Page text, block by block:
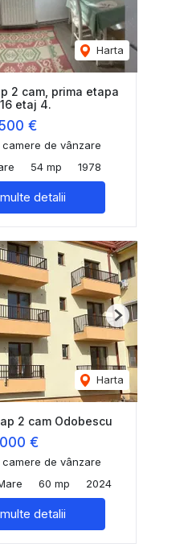
Harta
2 cam, prima etapa
etaj 4.
€
de vânzare
54 mp 1978
detalii
Harta
Next
ap 2 cam Odobescu
€
de vânzare
60 mp 2024
detalii